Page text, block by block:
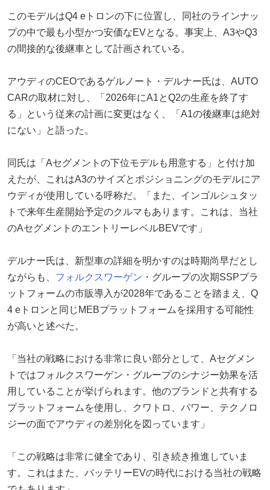
このモデルはQ4 eトロンの下に位置し、同社のラインナッ
プの中で最も小型かつ安価なEVとなる。事実上、A3やQ3
の間接的な後継車として計画されている。
アウディのCEOであるゲルノート・デルナー氏は、AUTO
CARの取材に対し、「2026年にA1とQ2の生産を終了す
る」という従来の計画に変更はなく、「A1の後継車は絶対
にない」と語った。
同氏は「Aセグメントの下位モデルも用意する」と付け加
えたが、これはA3のサイズとポジショニングのモデルにア
ウディが使用している呼称だ。「また、インゴルシュタッ
トで来年生産開始予定のクルマもあります。これは、当社
のAセグメントのエントリーレベルBEVです」
デルナー氏は、新型車の詳細を明かすのは時期尚早だとし
ながらも、 フォルクスワーゲン ・グループの次期SSPプラ
ットフォームの市販導入が2028年であることを踏まえ、Q
4 eトロンと同じMEBプラットフォームを採用する可能性
が高いと述べた。
「当社の戦略における非常に良い部分として、Aセグメン
トではフォルクスワーゲン・グループのシナジー効果を活
用していることが挙げられます。他のブランドと共有する
プラットフォームを使用し、クワトロ、パワー、テクノロ
ジーの面でアウディの差別化を図っています」
「この戦略は非常に健全であり、引き続き推進していま
す。これはまた、バッテリーEVの時代における当社の戦略